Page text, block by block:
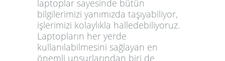
laptoplar sayesinde bütün
bilgilerimizi yanımızda taşıyabiliyor,
işlerimizi kolaylıkla halledebiliyoruz.
Laptopların her yerde
kullanılabilmesini sağlayan en
önemli unsurlarından biri de